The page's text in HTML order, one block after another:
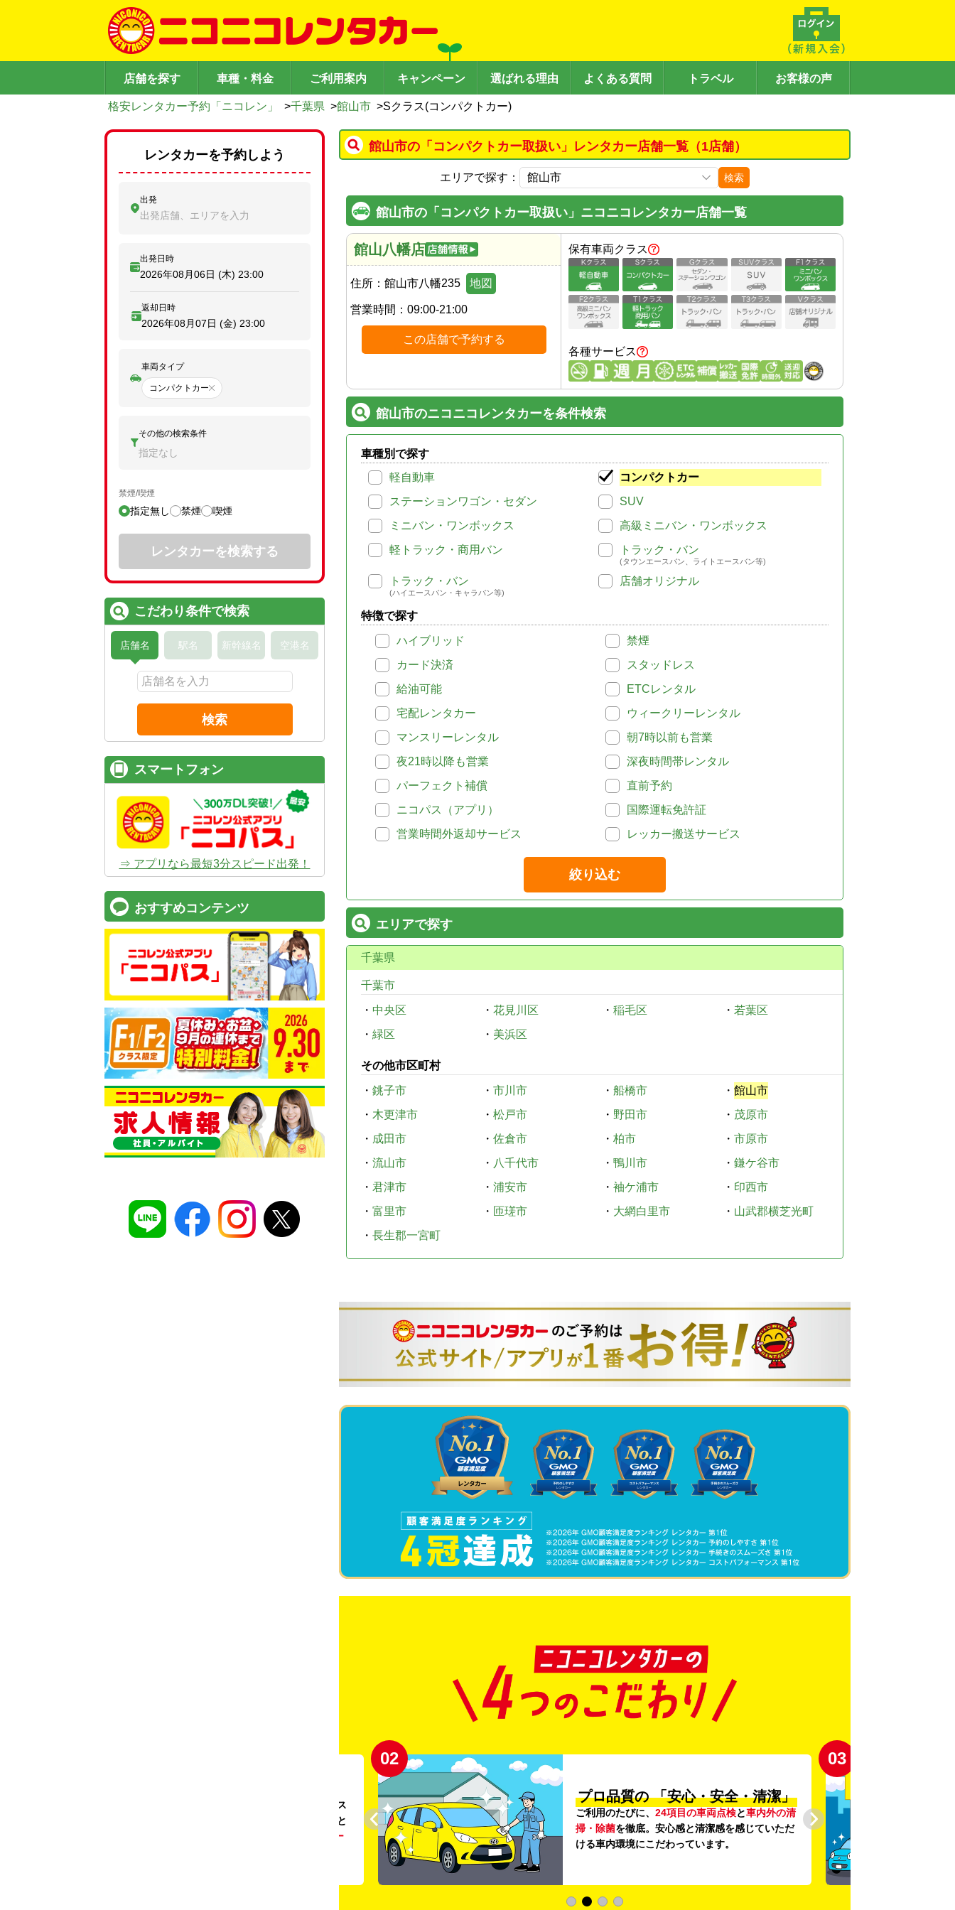
店舗を探す 車種・料金 ご利用案内 キャンペーン 選ばれる理由 よくある質問 トラベル お客様の声
格安レンタカー予約「ニコレン」 >千葉県 >館山市 >Sクラス(コンパクトカー)
館山市の「コンパクトカー取扱い」レンタカー店舗一覧（1店舗）
エリアで探す： 検索
館山市の「コンパクトカー取扱い」ニコニコレンタカー店舗一覧
館山八幡店
住所： 館山市八幡235 地図
営業時間： 09:00-21:00
この店舗で予約する
保有車両クラス
各種サービス
館山市のニコニコレンタカーを条件検索
車種別で探す
軽自動車
コンパクトカー
ステーションワゴン・セダン
SUV
ミニバン・ワンボックス
高級ミニバン・ワンボックス
軽トラック・商用バン
トラック・バン
(タウンエースバン、ライトエースバン等)
トラック・バン
(ハイエースバン・キャラバン等)
店舗オリジナル
特徴で探す
ハイブリッド
禁煙
カード決済
スタッドレス
給油可能
ETCレンタル
宅配レンタカー
ウィークリーレンタル
マンスリーレンタル
朝7時以前も営業
夜21時以降も営業
深夜時間帯レンタル
パーフェクト補償
直前予約
ニコパス（アプリ）
国際運転免許証
営業時間外返却サービス
レッカー搬送サービス
絞り込む
エリアで探す
千葉県
千葉市
・ 中央区 ・ 花見川区 ・ 稲毛区 ・ 若葉区
・ 緑区 ・ 美浜区
その他市区町村
・ 銚子市 ・ 市川市 ・ 船橋市 ・ 館山市
・ 木更津市 ・ 松戸市 ・ 野田市 ・ 茂原市
・ 成田市 ・ 佐倉市 ・ 柏市 ・ 市原市
・ 流山市 ・ 八千代市 ・ 鴨川市 ・ 鎌ケ谷市
・ 君津市 ・ 浦安市 ・ 袖ケ浦市 ・ 印西市
・ 富里市 ・ 匝瑳市 ・ 大網白里市 ・ 山武郡横芝光町
・ 長生郡一宮町
。ガソリンス
タンドや整備工場の既存インフラを活用すること
リー
02
プロ品質の 「安心・安全・清潔」
ご利用のたびに、 24項目の車両点検と車内外の清
掃・除菌を徹底。安心感と清潔感を感じていただ
ける車内環境にこだわっています。
03
レンタカーを予約しよう
出発
出発店舗、エリアを入力
出発日時
2026年08月06日 (木) 23:00
返却日時
2026年08月07日 (金) 23:00
車両タイプ
コンパクトカー
その他の検索条件
指定なし
禁煙/喫煙
指定無し 禁煙 喫煙
レンタカーを検索する
こだわり条件で検索
店舗名 駅名 新幹線名 空港名
検索
スマートフォン
⇒ アプリなら最短3分スピード出発！
おすすめコンテンツ